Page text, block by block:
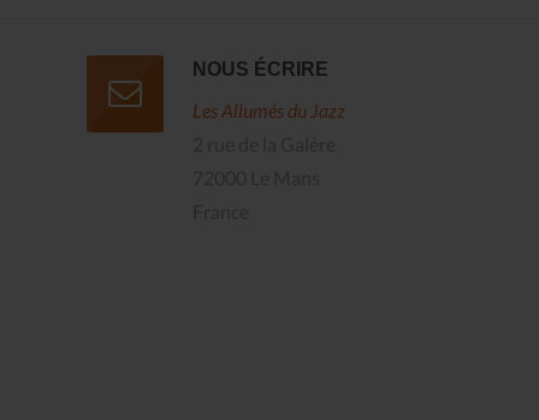
NOUS ÉCRIRE
Les Allumés du Jazz